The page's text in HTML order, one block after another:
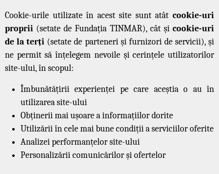
Cookie-urile utilizate în acest site sunt atât cookie-uri
proprii (setate de Fundația TINMAR), cât și cookie-uri
de la terți (setate de parteneri și furnizori de servicii), și
ne permit să înțelegem nevoile și cerințele utilizatorilor
site-ului, în scopul:
Îmbunătățirii experienței pe care aceștia o au în
utilizarea site-ului
Obținerii mai ușoare a informațiilor dorite
Utilizării în cele mai bune condiții a serviciilor oferite
Analizei performanțelor site-ului
Personalizării comunicărilor și ofertelor